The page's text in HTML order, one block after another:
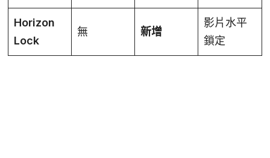
Horizon
Lock
無 新增
影片水平
鎖定